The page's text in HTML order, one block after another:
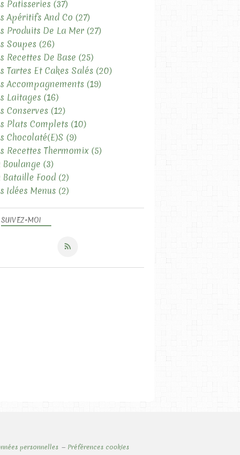
LES RECETTES SUCRÉES
LES PATISSERIES
LES RECETTES SUCRÉES
LES FRUITÉ(E)S
LES RECETTES SUCRÉES
SUIVEZ-MOI
Patisseries (37)
Apéritifs And Co (27)
Produits De La Mer (27)
Soupes (26)
Recettes De Base (25)
Tartes Et Cakes Salés (20)
Accompagnements (19)
Laitages (16)
Conserves (12)
Plats Complets (10)
Chocolaté(e)s (9)
Recettes Thermomix (5)
Boulange (3)
Bataille Food (2)
Idées Menus (2)
personnelles Préférences cookies